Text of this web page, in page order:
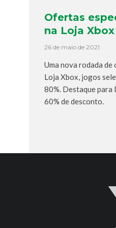
Ofertas
na Loja
26 de maio de 2021
Uma nova rodada
Loja Xbox, jogos
80%. Destaque
60% de desconto.